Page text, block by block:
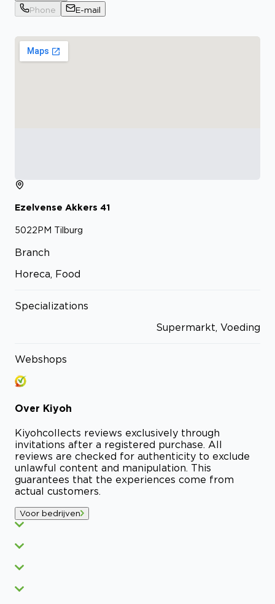
Phone
E-mail
Ezelvense Akkers 41
5022PM Tilburg
Branch
Horeca, Food
Specializations
Supermarkt, Voeding
Webshops
Over Kiyoh
Kiyohcollects reviews exclusively through
invitations after a registered purchase. All
reviews are checked for authenticity to exclude
unlawful content and manipulation. This
guarantees that the experiences come from
actual customers.
Voor bedrijven